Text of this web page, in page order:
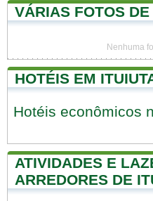
VÁRIAS FOTOS
Nenhuma
HOTÉIS EM
Hotéis econômicos
ATIVIDADES E
ARREDORES DE